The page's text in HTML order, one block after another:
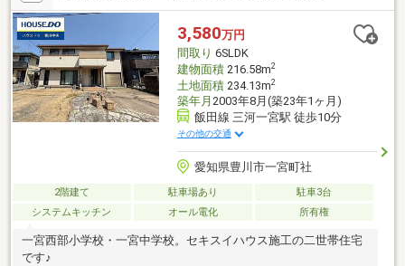
3,580万円
間取り 6SLDK
建物面積216.58m2
土地面積234.13m2
築年月 2003年8月(築23年1ヶ月)
飯田線 三河一宮駅 徒歩10分
その他の交通
愛知県豊川市一宮町社
2階建て 駐車場あり
駐車3台
システムキッチン
オール電化 所有権
一宮西部小学校・一宮中学校。セキスイハウス施工の二世帯住宅
です♪